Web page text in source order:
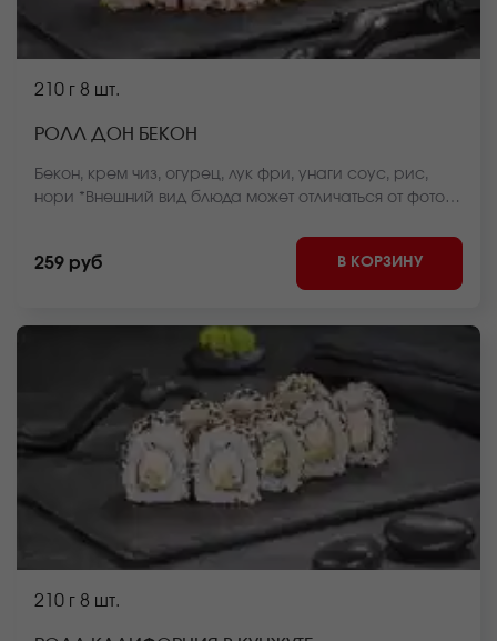
210 г 8 шт.
РОЛЛ ДОН БЕКОН
Бекон, крем чиз, огурец, лук фри, унаги соус, рис,
нори *Внешний вид блюда может отличаться от фото
259 руб В КОРЗИНУ
210 г 8 шт.